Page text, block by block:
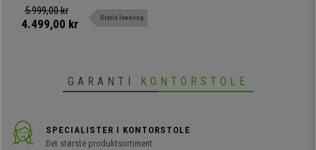
holdbar, høj komfort og tykt
polstring. Fås i flere farver og
5.999,00 kr
4.499,00 kr Gratis levering
GARANTI KONTORSTOLE
SPECIALISTER I KONTORSTOLE
Det største produktsortiment